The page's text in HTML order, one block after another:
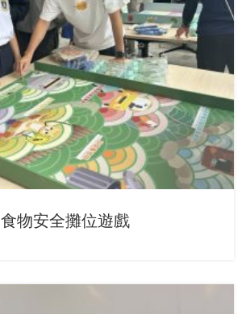
食物安全攤位遊戲